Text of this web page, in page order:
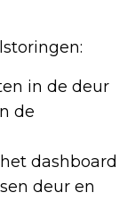
in de deur
de
dashboard
deur en